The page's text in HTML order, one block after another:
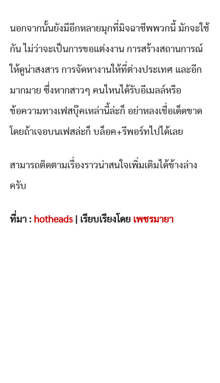
นอกจากนั้นยังมีอีกหลายมุกที่มิจฉาชีพพวกนี้ มักจะใช้
กัน ไม่ว่าจะเป็นการขอแต่งงาน การสร้างสถานการณ์
ให้ดูน่าสงสาร การจัดหางานให้ที่ต่างประเทศ และอีก
มากมาย ซึ่งหากสาวๆ คนไหนได้รับอีเมลล์หรือ
ข้อความทางเฟสบุ๊คเหล่านี้ล่ะก็ อย่าหลงเชื่อเด็ดขาด
โดยถ้าเจอบนเฟสล่ะก็ บล็อค+รีพอร์ทไปได้เลย
สามารถติดตามเรื่องราวน่าสนใจเพิ่มเติมได้ข้างล่าง
ครับ
ที่มา : hotheads| เรียบเรียงโดย เพชรมายา